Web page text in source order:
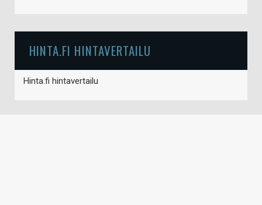
HINTA.FI HINTAVERTAILU
Hinta.fi hintavertailu